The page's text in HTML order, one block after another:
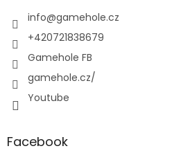
info@gamehole.cz
+420721838679
Gamehole FB
gamehole.cz/
Youtube
Facebook